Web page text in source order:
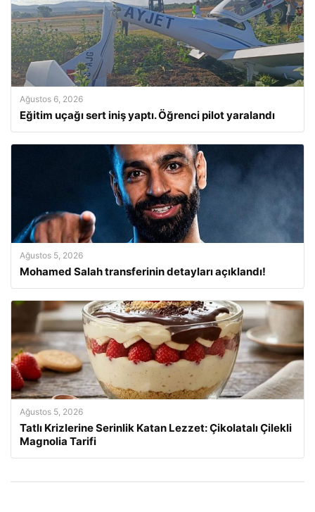
Ağustos 6, 2026
Eğitim uçağı sert iniş yaptı. Öğrenci pilot yaralandı
Ağustos 5, 2026
Mohamed Salah transferinin detayları açıklandı!
Ağustos 5, 2026
Tatlı Krizlerine Serinlik Katan Lezzet: Çikolatalı Çilekli
Magnolia Tarifi